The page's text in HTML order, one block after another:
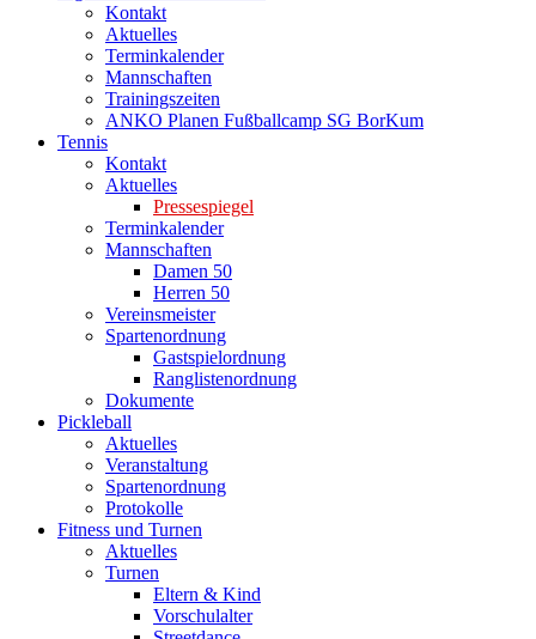
Kontakt
Aktuelles
Terminkalender
Mannschaften
Trainingszeiten
ANKO Planen Fußballcamp SG BorKum
Tennis
Kontakt
Aktuelles
Pressespiegel
Terminkalender
Mannschaften
Damen 50
Herren 50
Vereinsmeister
Spartenordnung
Gastspielordnung
Ranglistenordnung
Dokumente
Pickleball
Aktuelles
Veranstaltung
Spartenordnung
Protokolle
Fitness und Turnen
Aktuelles
Turnen
Eltern & Kind
Vorschulalter